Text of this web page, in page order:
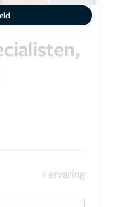
1 ervaring